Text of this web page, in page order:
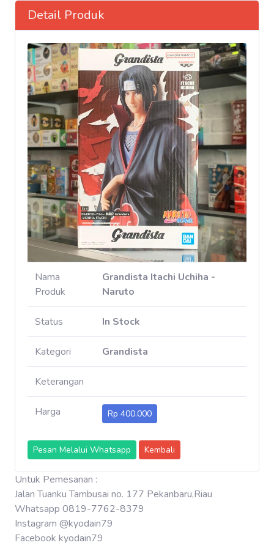
Detail Produk
Nama
Produk
Grandista Itachi Uchiha -
Naruto
Status In Stock
Kategori Grandista
Keterangan
Harga Rp 400.000
Pesan Melalui Whatsapp Kembali
Untuk Pemesanan :
Jalan Tuanku Tambusai no. 177 Pekanbaru,Riau
Whatsapp 0819-7762-8379
Instagram @kyodain79
Facebook kyodain79